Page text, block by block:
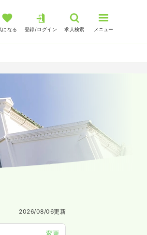
になる 登録/ログイン 求人検索 メニュー
2026/08/06更新
変更